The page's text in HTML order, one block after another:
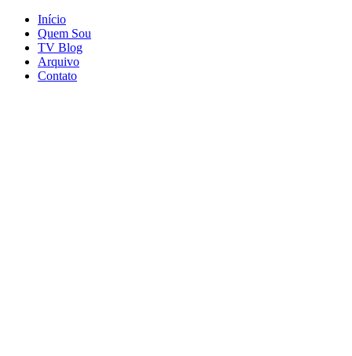
Início
Quem Sou
TV Blog
Arquivo
Contato